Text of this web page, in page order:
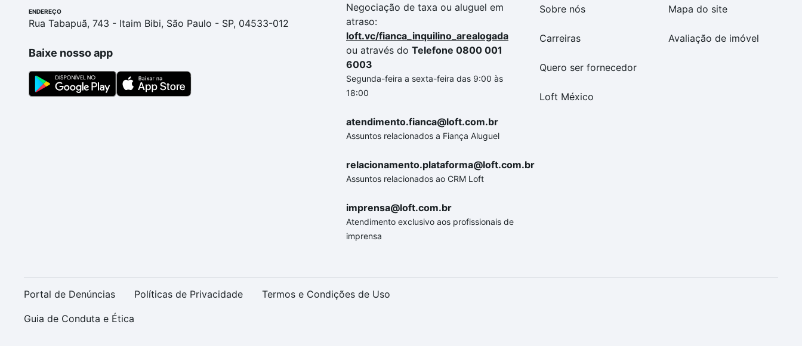
ENDEREÇO
Rua Tabapuã, 743 - Itaim Bibi, São Paulo - SP, 04533-012
Baixe nosso app
Negociação de taxa ou aluguel em
atraso:
loft.vc/fianca_inquilino_arealogada
ou através do Telefone 0800 001
6003
Segunda-feira a sexta-feira das 9:00 às
18:00
atendimento.fianca@loft.com.br
Assuntos relacionados a Fiança Aluguel
relacionamento.plataforma@loft.com.br
Assuntos relacionados ao CRM Loft
imprensa@loft.com.br
Atendimento exclusivo aos profissionais de
imprensa
Sobre nós
Carreiras
Quero ser fornecedor
Loft México
Mapa do site
Avaliação de imóvel
Portal de Denúncias Políticas de Privacidade Termos e Condições de Uso
Guia de Conduta e Ética